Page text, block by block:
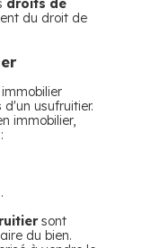
droits de
du droit de
d'un usufruitier.
immobilier,
sont
du bien.